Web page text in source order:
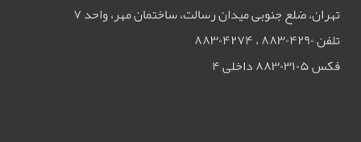
تهران، ضلع جنوبی ميدان رسالت، ساختمان مهر، واحد ۷
تلفن ۸۸۳۰۴۲۹۰ ، ۸۸۳۰۴۲۷۴
فکس ۸۸۳۰۳۱۰۵ داخلی ۴